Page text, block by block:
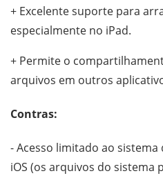
+ Excelente suporte para
especialmente no iPad.
+ Permite o
arquivos em outros
Contras:
- Acesso limitado ao
iOS (os arquivos do sistema